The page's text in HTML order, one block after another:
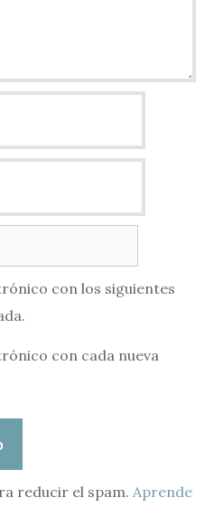
con los siguientes
con cada nueva
reducir el spam. Aprende